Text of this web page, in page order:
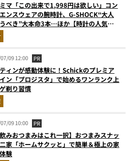
マ「この出来で1,998円は欲しい」コン
ンスウェアの腕時計、G-SHOCK“大人
べき”大本命3本…ほか【時計の人気記
キングベスト3】（2026年4月版）
09 12:00 PR
ィンが感動体験に！Schickのプレミア
ン「プロジスタ」で始めるワンランク上
剃り習慣
09 10:00 PR
飲みおつまみはこれ一択】おつまみスナッ
家「ホームサクッと」で簡単＆極上の家
験